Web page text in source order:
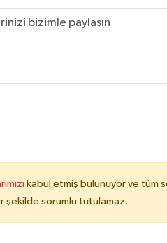
kabul etmiş bulunuyor ve tüm
şekilde sorumlu tutulamaz.